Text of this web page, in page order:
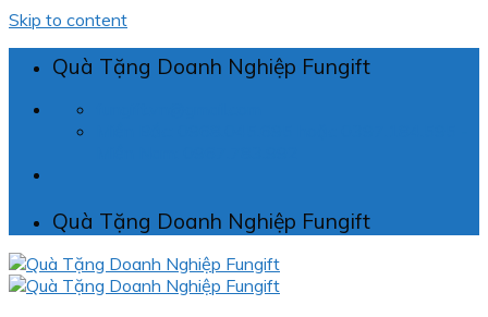
Skip to content
Quà Tặng Doanh Nghiệp Fungift
Quà Tặng Doanh Nghiệp Fungift